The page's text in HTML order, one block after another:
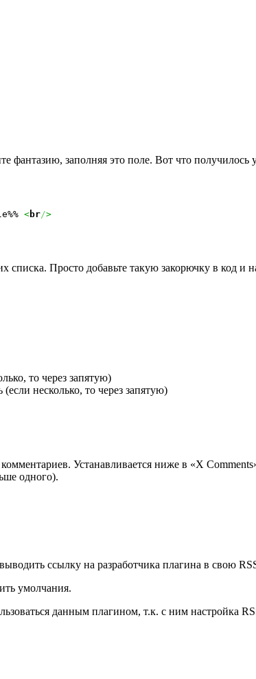
фантазию, заполняя это поле. Вот что получилось
<br/>
Просто добавьте такую закорючку в код и
то через запятую)
несколько, то через запятую)
Устанавливается ниже в «X
одного).
ссылку на разработчика плагина в свою
умолчания.
данным плагином, т.к. с ним настройка